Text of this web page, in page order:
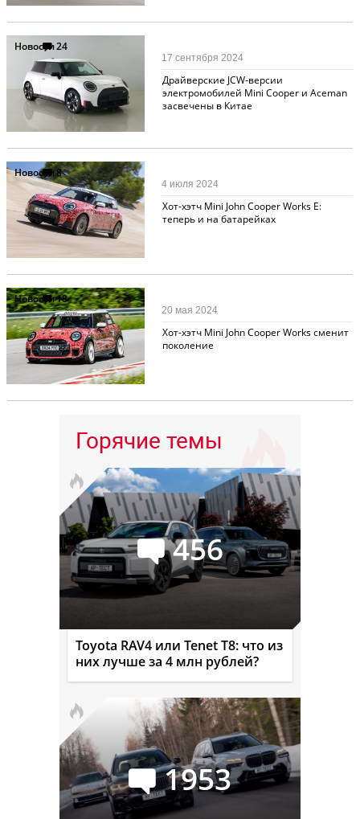
Новости24
Драйверские JCW-версии
электромобилей Mini Cooper и Aceman
засвечены в Китае
17 сентября 2024
Новости8
Хот-хэтч Mini John Cooper Works E:
теперь и на батарейках
4 июля 2024
Новости18
Хот-хэтч Mini John Cooper Works сменит
поколение
20 мая 2024
Горячие темы
456
Toyota RAV4 или Tenet T8: что из
них лучше за 4 млн рублей?
1953